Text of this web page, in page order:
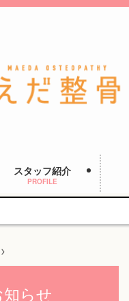
スタッフ紹介
PROFILE
知らせ